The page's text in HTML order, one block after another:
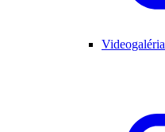
Videogaléria